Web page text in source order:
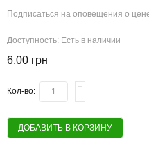
Подписаться на оповещения о
Доступность: Есть в наличии
6,00 грн
Кол-во:
ДОБАВИТЬ В КОРЗИНУ